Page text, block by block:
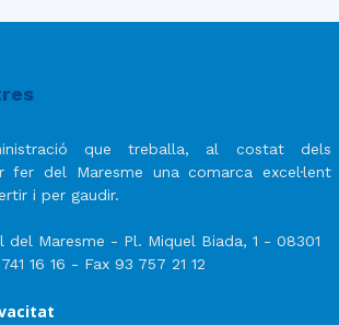
que treballa, al costat dels
fer del Maresme una comarca excel·lent
i per gaudir.
del Maresme - Pl. Miquel Biada, 1 - 08301
16 16 - Fax 93 757 21 12